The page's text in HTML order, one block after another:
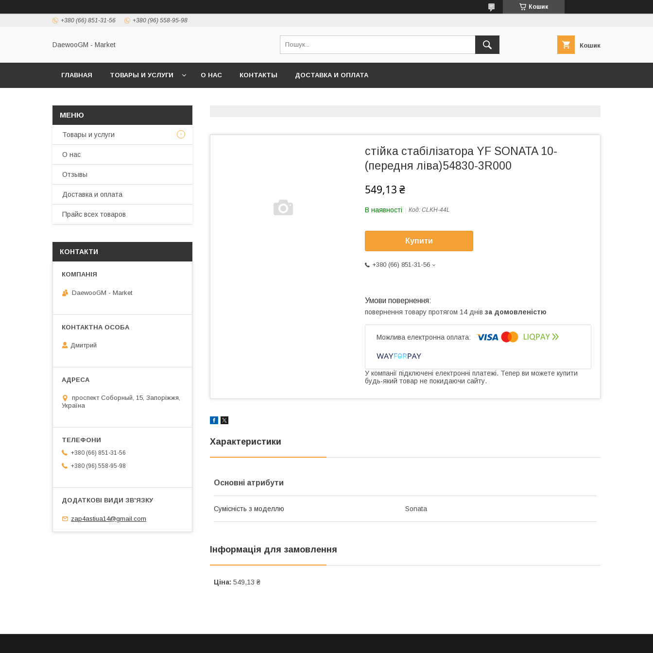
Кошик
+380 (66) 851-31-56 +380 (96) 558-95-98
DaewooGM - Market Кошик
ГЛАВНАЯ ТОВАРЫ И УСЛУГИ О НАС КОНТАКТЫ ДОСТАВКА И ОПЛАТА
стійка стабілізатора YF SONATA 10-
(передня ліва)54830-3R000
549,13 ₴
В наявності Код: CLKH-44L
Купити
+380 (66) 851-31-56
повернення товару протягом 14 днів за домовленістю
У компанії підключені електронні платежі. Тепер ви можете купити
будь-який товар не покидаючи сайту.
Характеристики
Основні атрибути
Сумісність з моделлю Sonata
Інформація для замовлення
Ціна: 549,13 ₴
Товары и услуги
О нас
Отзывы
Доставка и оплата
Прайс всех товаров
КОНТАКТИ
DaewooGM - Market
Дмитрий
проспект Соборный, 15, Запоріжжя,
Україна
+380 (66) 851-31-56
+380 (96) 558-95-98
zap4astiua14@gmail.com